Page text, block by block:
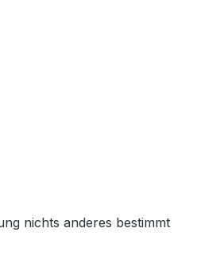
nichts anderes bestimmt